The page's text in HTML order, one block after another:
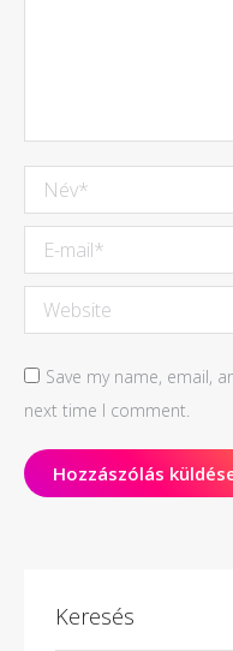
Név *
E-mail *
Website
Save my name, email,
next time I comment.
Hozzászólás
Keresés